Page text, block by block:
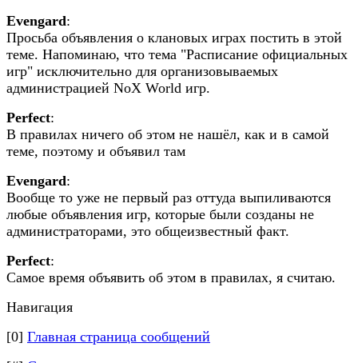
Evengard:
Просьба объявления о клановых играх постить в этой
теме. Напоминаю, что тема "Расписание официальных
игр" исключительно для организовываемых
администрацией NoX World игр.
Perfect:
В правилах ничего об этом не нашёл, как и в самой
теме, поэтому и объявил там
Evengard:
Вообще то уже не первый раз оттуда выпиливаются
любые объявления игр, которые были созданы не
администраторами, это общеизвестный факт.
Perfect:
Самое время объявить об этом в правилах, я считаю.
Навигация
[0] Главная страница сообщений